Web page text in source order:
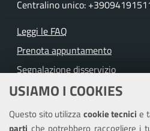
USIAMO I COOKIES
Questo sito utilizzacookie tecnicie
Centralino unico:
Leggi le FAQ
Prenota appuntamento
Segnalazione disservizio
Richiesta assistenza
Amministrazione trasparente